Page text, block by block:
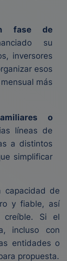
fase de
su
inversores
esos
más
o
líneas de
a distintos
simplificar
capacidad de
y fiable, así
creíble. Si el
incluso con
entidades o
propuesta.